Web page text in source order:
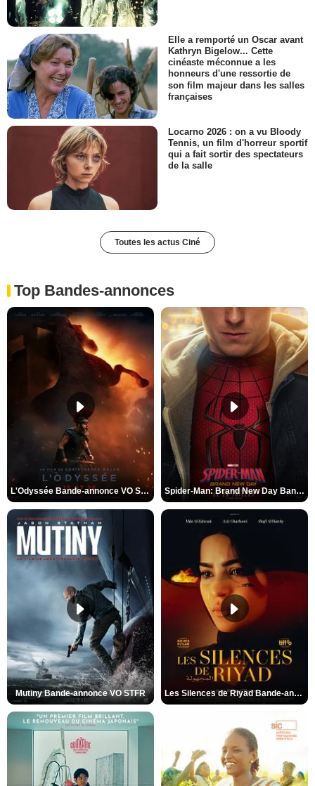
Elle a remporté un Oscar avant
Kathryn Bigelow... Cette
cinéaste méconnue a les
honneurs d'une ressortie de
son film majeur dans les salles
françaises
Locarno 2026 : on a vu Bloody
Tennis, un film d'horreur sportif
qui a fait sortir des spectateurs
de la salle
Toutes les actus Ciné
Top Bandes-annonces
L'Odyssée Bande-annonce VO STFR Spider-Man: Brand New Day Bande-annonce VO STFR
Mutiny Bande-annonce VO STFR Les Silences de Riyad Bande-annonce VO STFR